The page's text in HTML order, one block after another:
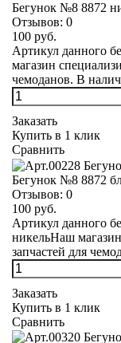
Бегунок №8 8872
Отзывов: 0
100 руб.
Артикул данного
магазин
чемоданов. В
Заказать
Купить в 1 клик
Сравнить
Бегунок №8 8872
Отзывов: 0
100 руб.
Артикул данного
никельНаш
запчастей для
Заказать
Купить в 1 клик
Сравнить